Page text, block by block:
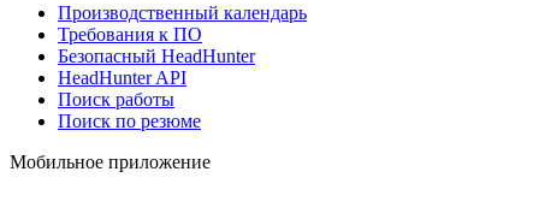
Производственный календарь
Требования к ПО
Безопасный HeadHunter
HeadHunter API
Поиск работы
Поиск по резюме
Мобильное приложение